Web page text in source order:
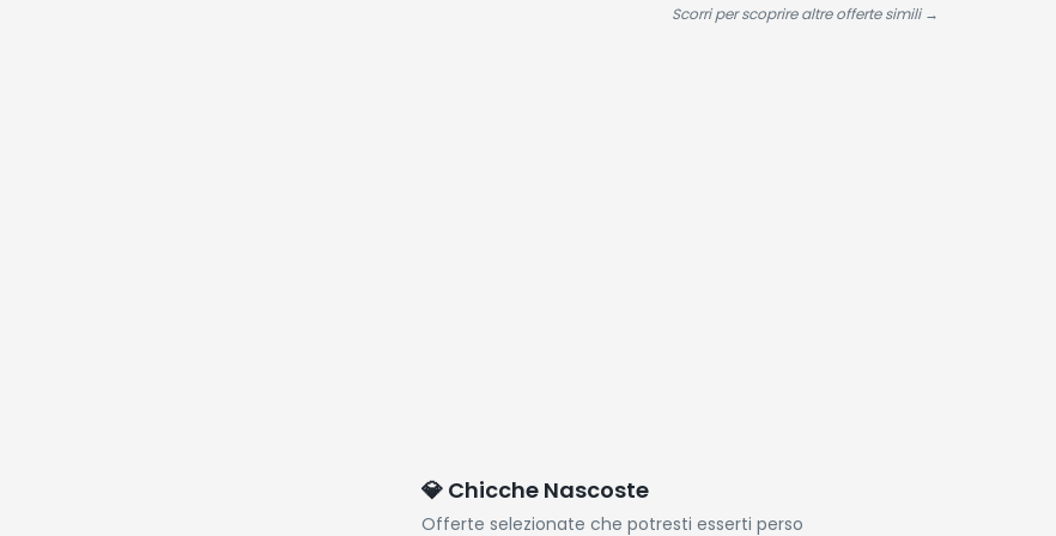
sedia pieghevole
ultraleggera per
Scorri per scoprire altre offerte simili →
💎 Chicche Nascoste
Offerte selezionate che potresti esserti perso